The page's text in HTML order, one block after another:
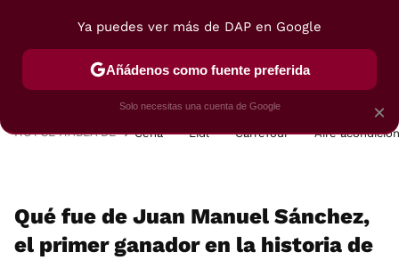
POSTRES VIAJES SELECCIÓN VEGUI
HOY SE HABLA DE Cena Lidl Carrefour Aire
Qué fue de Juan Manuel Sánchez,
el primer ganador en la historia de
×
Ya puedes ver más de DAP en Google
Añádenos como fuente preferida
Solo necesitas una cuenta de Google